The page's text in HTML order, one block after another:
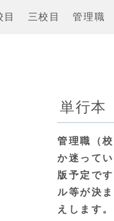
目 三校目 管理職
単行本
管理職（
か迷って
版予定で
ル等が決
えします。